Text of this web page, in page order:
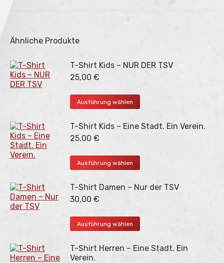
Ähnliche Produkte
T-Shirt Kids – NUR DER TSV
25,00 €
Ausführung wählen
Dieses
Produkt
mehrere
Die
auf
T-Shirt Kids – Eine Stadt. Ein Verein.
25,00 €
Ausführung wählen
Dieses
Produkt
mehrere
Die
auf
T-Shirt Damen – Nur der TSV
30,00 €
Ausführung wählen
Dieses
Produkt
mehrere
T-Shirt Herren – Eine Stadt. Ein
Verein.